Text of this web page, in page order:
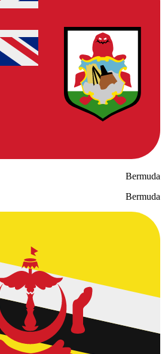
Bermuda
Bermuda